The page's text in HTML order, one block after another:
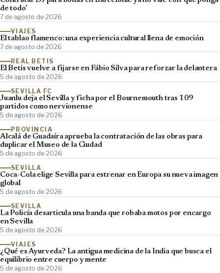
de todo'
7 de agosto de 2026
VIAJES
El tablao flamenco: una experiencia cultural llena de emoción
7 de agosto de 2026
REAL BETIS
El Betis vuelve a fijarse en Fábio Silva para reforzar la delantera
5 de agosto de 2026
SEVILLA FC
Juanlu deja el Sevilla y ficha por el Bournemouth tras 109
partidos como nervionense
5 de agosto de 2026
PROVINCIA
Alcalá de Guadaíra aprueba la contratación de las obras para
duplicar el Museo de la Ciudad
5 de agosto de 2026
SEVILLA
Coca-Cola elige Sevilla para estrenar en Europa su nueva imagen
global
5 de agosto de 2026
SEVILLA
La Policía desarticula una banda que robaba motos por encargo
en Sevilla
5 de agosto de 2026
VIAJES
¿Qué es Ayurveda? La antigua medicina de la India que busca el
equilibrio entre cuerpo y mente
5 de agosto de 2026